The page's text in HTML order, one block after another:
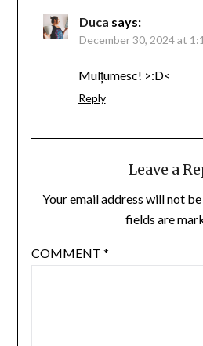
Duca says:
December 30, 2024 at
Mulțumesc! >:D<
Reply
Leave a
Your email address will not
fields are
COMMENT *